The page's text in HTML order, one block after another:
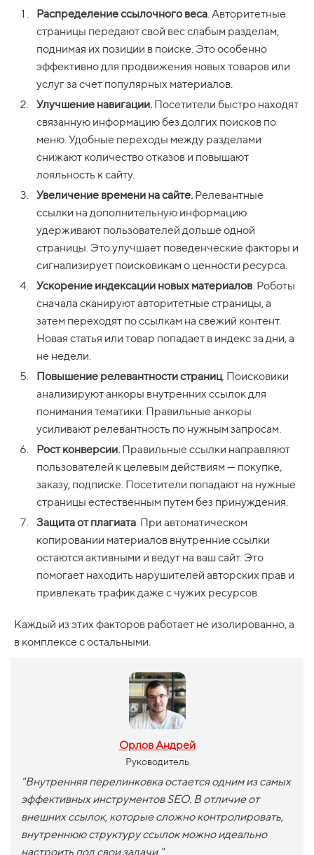
Распределение ссылочного веса. Авторитетные
страницы передают свой вес слабым разделам,
поднимая их позиции в поиске. Это особенно
эффективно для продвижения новых товаров или
услуг за счет популярных материалов.
Улучшение навигации. Посетители быстро находят
связанную информацию без долгих поисков по
меню. Удобные переходы между разделами
снижают количество отказов и повышают
лояльность к сайту.
Увеличение времени на сайте. Релевантные
ссылки на дополнительную информацию
удерживают пользователей дольше одной
страницы. Это улучшает поведенческие факторы и
сигнализирует поисковикам о ценности ресурса.
Ускорение индексации новых материалов. Роботы
сначала сканируют авторитетные страницы, а
затем переходят по ссылкам на свежий контент.
Новая статья или товар попадает в индекс за дни, а
не недели.
Повышение релевантности страниц. Поисковики
анализируют анкоры внутренних ссылок для
понимания тематики. Правильные анкоры
усиливают релевантность по нужным запросам.
Рост конверсии. Правильные ссылки направляют
пользователей к целевым действиям — покупке,
заказу, подписке. Посетители попадают на нужные
страницы естественным путем без принуждения.
Защита от плагиата. При автоматическом
копировании материалов внутренние ссылки
остаются активными и ведут на ваш сайт. Это
помогает находить нарушителей авторских прав и
привлекать трафик даже с чужих ресурсов.
Каждый из этих факторов работает не изолированно, а
в комплексе с остальными.
Орлов Андрей
Руководитель
"Внутренняя перелинковка остается одним из самых
эффективных инструментов SEO. В отличие от
внешних ссылок, которые сложно контролировать,
внутреннюю структуру ссылок можно идеально
настроить под свои задачи."